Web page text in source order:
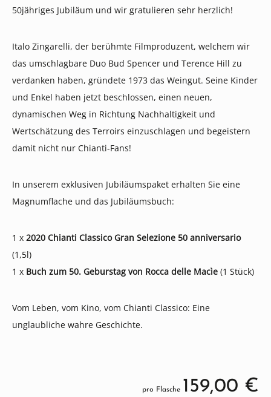
50jähriges Jubiläum und wir gratulieren sehr herzlich!
Italo Zingarelli, der berühmte Filmproduzent, welchem wir
das umschlagbare Duo Bud Spencer und Terence Hill zu
verdanken haben, gründete 1973 das Weingut. Seine Kinder
und Enkel haben jetzt beschlossen, einen neuen,
dynamischen Weg in Richtung Nachhaltigkeit und
Wertschätzung des Terroirs einzuschlagen und begeistern
damit nicht nur Chianti-Fans!
In unserem exklusiven Jubiläumspaket erhalten Sie eine
Magnumflache und das Jubiläumsbuch:
1 x 2020 Chianti Classico Gran Selezione 50 anniversario
(1,5l)
1 x Buch zum 50. Geburstag von Rocca delle Macìe (1 Stück)
Vom Leben, vom Kino, vom Chianti Classico: Eine
unglaubliche wahre Geschichte.
pro Flasche 159,00 €